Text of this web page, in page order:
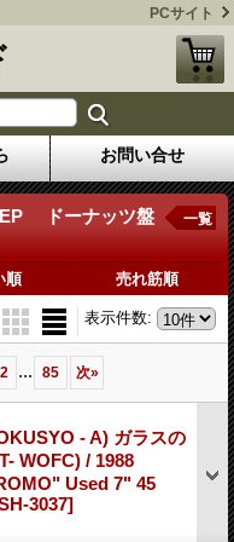
PCサイト
お問い合せ
ドーナッツ盤
一覧
順 売れ筋順
表示件数:
... 85 次»
- A) ガラスの
WOFC) / 1988
Used 7" 45
3037]